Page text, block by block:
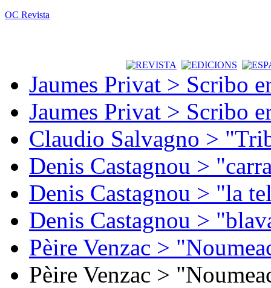
OC Revista
Jaumes Privat > Scribo
Jaumes Privat > Scribo
Claudio Salvagno >
Denis Castagnou >
Denis Castagnou > "la
Denis Castagnou >
Pèire Venzac >
Pèire Venzac >